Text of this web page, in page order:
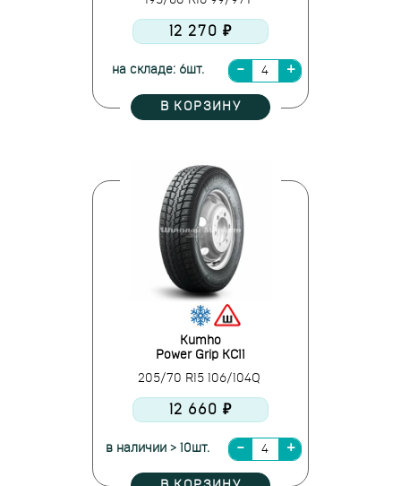
12 270 ₽
на складе: 6шт.
В КОРЗИНУ
Kumho
Power Grip KC11
205/70 R15 106/104Q
12 660 ₽
в наличии > 10шт.